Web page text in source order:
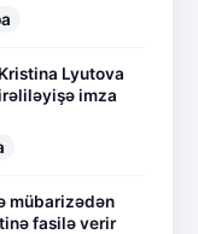
Lyutova
imza
mübarizədən
fasilə verir